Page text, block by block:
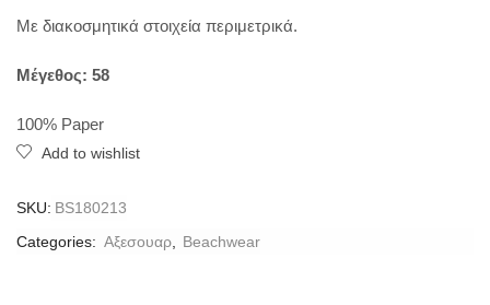
Με διακοσμητικά στοιχεία περιμετρικά.
Μέγεθος: 58
100% Paper
Add to wishlist
SKU: BS180213
Categories: Aξεσουαρ Beachwear